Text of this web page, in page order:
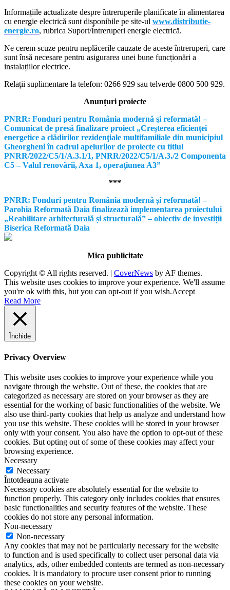
Informațiile actualizate despre întreruperile planificate în alimentarea
cu energie electrică sunt disponibile pe site-ul www.distributie-
energie.ro, rubrica Suport/Întreruperi energie electrică.
Ne cerem scuze pentru neplăcerile cauzate de aceste întreruperi, care
sunt însă necesare pentru asigurarea unei bune funcționări a
instalațiilor electrice.
Relații suplimentare la telefon: 0266 929 sau telverde 0800 500 929.
Anunțuri proiecte
PNRR: Fonduri pentru România modernă şi reformată! –
Comunicat de presă finalizare proiect „Creşterea eficienţei
energetice a clădirilor rezidenţiale multifamiliale din municipiul
Gheorgheni în cadrul apelurilor de proiecte cu titlul
PNRR/2022/C5/1/A.3.1/1, PNRR/2022/C5/1/A.3./2 Componenta
C5 – Valul renovării, Axa 1, operaţiunea A3”
***
PNRR: Fonduri pentru România modernă și reformată! –
Parohia Reformată Daia finalizează implementarea proiectului
„Reabilitare arhitecturală și structurală” – obiectiv de investiții
Biserica Reformată Daia
Mica publicitate
Copyright © All rights reserved. | CoverNews by AF themes.
This website uses cookies to improve your experience. We'll assume
you're ok with this, but you can opt-out if you wish.Accept
Read More
Închide
Privacy Overview
This website uses cookies to improve your experience while you
navigate through the website. Out of these, the cookies that are
categorized as necessary are stored on your browser as they are
essential for the working of basic functionalities of the website. We
also use third-party cookies that help us analyze and understand how
you use this website. These cookies will be stored in your browser
only with your consent. You also have the option to opt-out of these
cookies. But opting out of some of these cookies may affect your
browsing experience.
Necessary
Necessary
Întotdeauna activate
Necessary cookies are absolutely essential for the website to
function properly. This category only includes cookies that ensures
basic functionalities and security features of the website. These
cookies do not store any personal information.
Non-necessary
Non-necessary
Any cookies that may not be particularly necessary for the website
to function and is used specifically to collect user personal data via
analytics, ads, other embedded contents are termed as non-necessary
cookies. It is mandatory to procure user consent prior to running
these cookies on your website.